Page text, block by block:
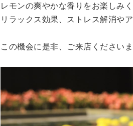
レモンの爽やかな香りをお楽しみく
リラックス効果、ストレス解消や
この機会に是非、ご来店くださいま